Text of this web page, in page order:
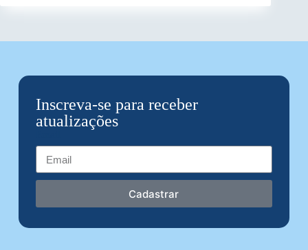
Inscreva-se para receber
atualizações
Cadastrar